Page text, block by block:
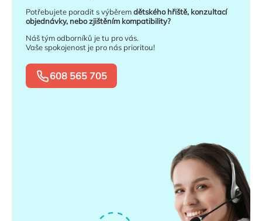
Potřebujete poradit s výběremdětského hřiště, konzultací
objednávky, nebo zjištěním kompatibility?
Náš tým odborníků je tu pro vás.
Vaše spokojenost je pro nás prioritou!
608 565 705